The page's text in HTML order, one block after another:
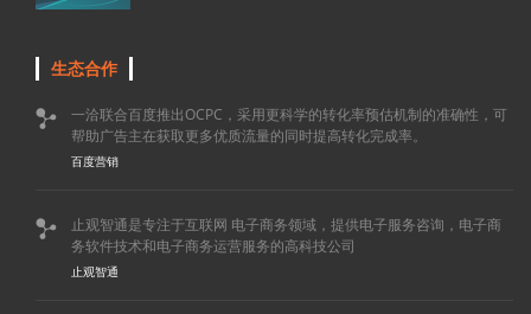
生态合作

一洽联合百度推出OCPC，采用更科学的转化率预估机制的准确性，可
帮助广告主在获取更多优质流量的同时提高转化完成率。
百度营销

止观智通是专注于互联网 电子商务领域，提供电子服务咨询，电子商
务软件技术和电子商务运营服务的高科技公司
止观智通